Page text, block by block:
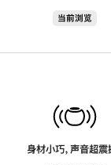
当前浏览
身材小巧，声音超震